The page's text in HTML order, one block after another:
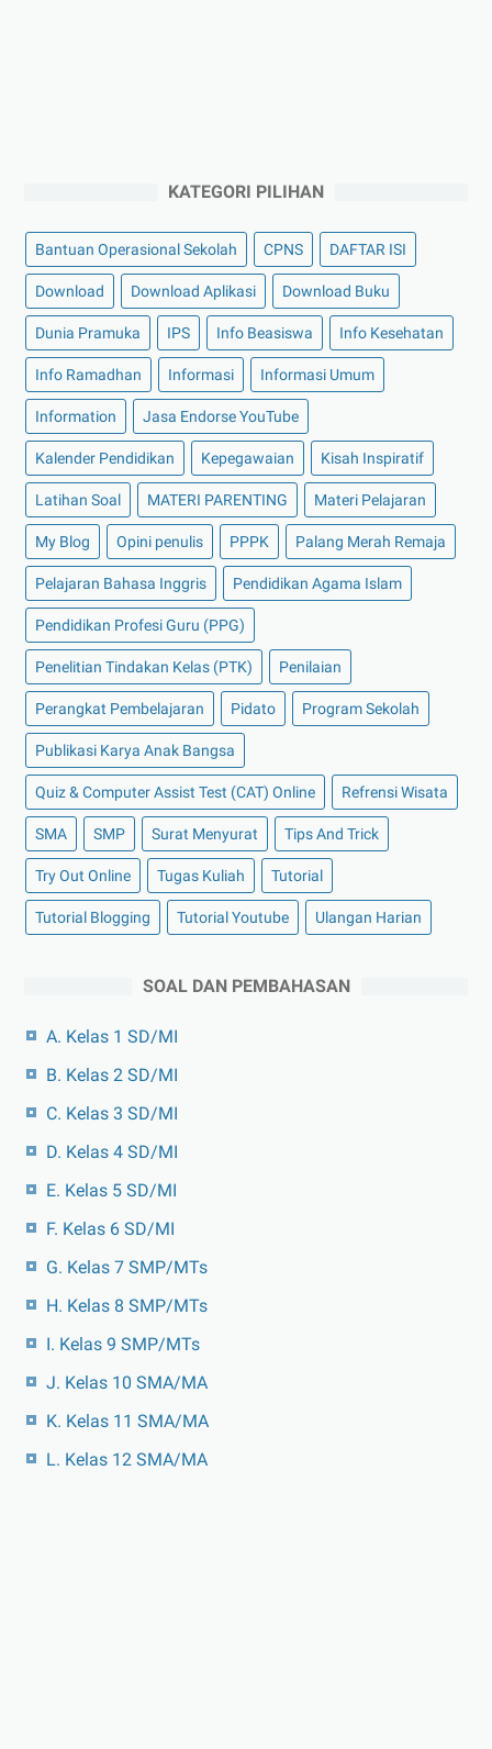
KATEGORI PILIHAN
Bantuan Operasional Sekolah CPNS DAFTAR ISI
Download Download Aplikasi Download Buku
Dunia Pramuka IPS Info Beasiswa Info Kesehatan
Info Ramadhan Informasi Informasi Umum
Information Jasa Endorse YouTube
Kalender Pendidikan Kepegawaian Kisah Inspiratif
Latihan Soal MATERI PARENTING Materi Pelajaran
My Blog Opini penulis PPPK Palang Merah Remaja
Pelajaran Bahasa Inggris Pendidikan Agama Islam
Pendidikan Profesi Guru (PPG)
Penelitian Tindakan Kelas (PTK) Penilaian
Perangkat Pembelajaran Pidato Program Sekolah
Publikasi Karya Anak Bangsa
Quiz & Computer Assist Test (CAT) Online Refrensi Wisata
SMA SMP Surat Menyurat Tips And Trick
Try Out Online Tugas Kuliah Tutorial
Tutorial Blogging Tutorial Youtube Ulangan Harian
SOAL DAN PEMBAHASAN
A. Kelas 1 SD/MI
B. Kelas 2 SD/MI
C. Kelas 3 SD/MI
D. Kelas 4 SD/MI
E. Kelas 5 SD/MI
F. Kelas 6 SD/MI
G. Kelas 7 SMP/MTs
H. Kelas 8 SMP/MTs
I. Kelas 9 SMP/MTs
J. Kelas 10 SMA/MA
K. Kelas 11 SMA/MA
L. Kelas 12 SMA/MA